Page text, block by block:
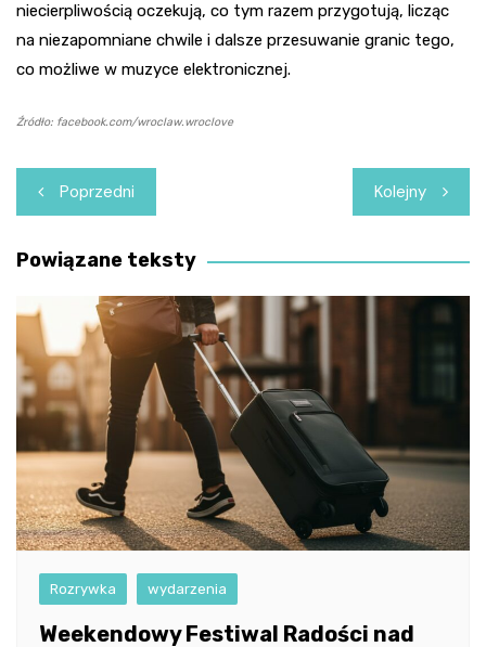
niecierpliwością oczekują, co tym razem przygotują, licząc
na niezapomniane chwile i dalsze przesuwanie granic tego,
co możliwe w muzyce elektronicznej.
Źródło: facebook.com/wroclaw.wroclove
Nawigacja
wpisu
Poprzedni Kolejny
Powiązane teksty
Rozrywka wydarzenia
Weekendowy Festiwal Radości nad